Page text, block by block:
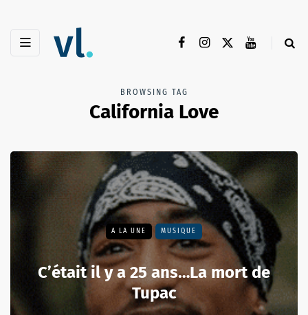
BROWSING TAG
California Love
A LA UNE MUSIQUE
C’était il y a 25 ans…La mort de
Tupac